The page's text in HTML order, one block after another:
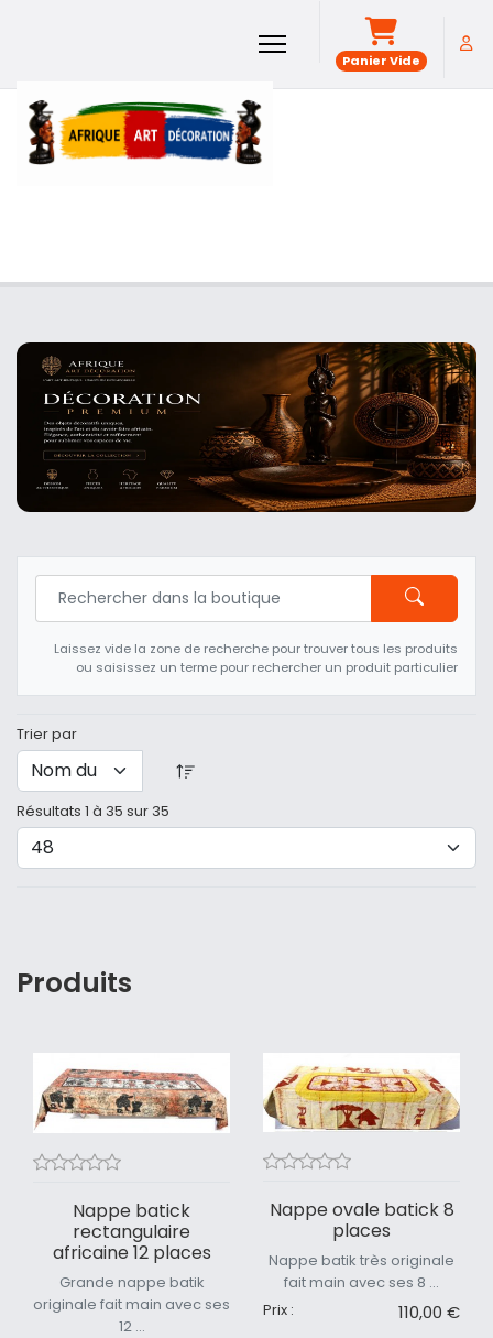
Panier Vide
Laissez vide la zone de recherche pour trouver tous les produits
ou saisissez un terme pour rechercher un produit particulier
Trier par
Résultats 1 à 35 sur 35
Produits
Nappe batick
rectangulaire
africaine 12 places
Grande nappe batik
originale fait main avec ses
12 ...
Nappe ovale batick 8
places
Nappe batik très originale
fait main avec ses 8 ...
Prix :
110,00 €